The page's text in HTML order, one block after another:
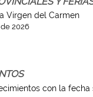
Virgen del Carmen
2026
con la fecha